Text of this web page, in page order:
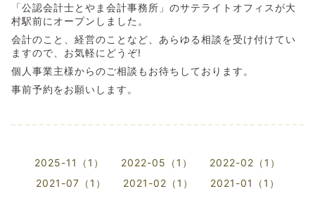
「公認会計士とやま会計事務所」のサテライトオフィスが大
村駅前にオープンしました。
会計のこと、経営のことなど、あらゆる相談を受け付けてい
ますので、お気軽にどうぞ!
個人事業主様からのご相談もお待ちしております。
事前予約をお願いします。
2025-11（1） 2022-05（1）
2022-02（1）
2021-07（1）
2021-02（1） 2021-01（1）